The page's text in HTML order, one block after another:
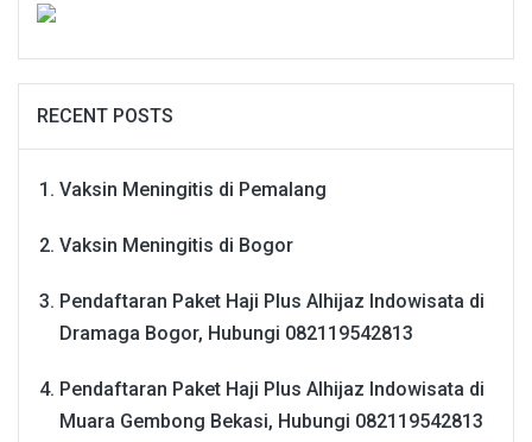
RECENT POSTS
Vaksin Meningitis di Pemalang
Vaksin Meningitis di Bogor
Pendaftaran Paket Haji Plus Alhijaz Indowisata di
Dramaga Bogor, Hubungi 082119542813
Pendaftaran Paket Haji Plus Alhijaz Indowisata di
Muara Gembong Bekasi, Hubungi 082119542813